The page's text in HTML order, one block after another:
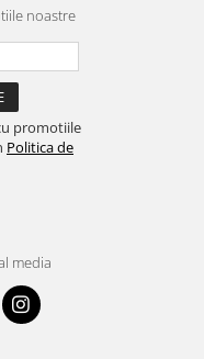
noastre
promotiile
Politica de
media